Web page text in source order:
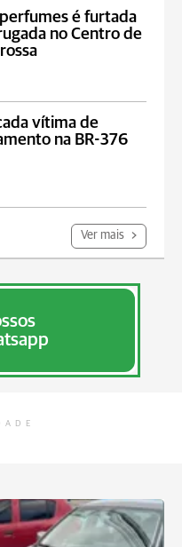
é furtada
no Centro de
vítima de
na BR-376
Ver mais